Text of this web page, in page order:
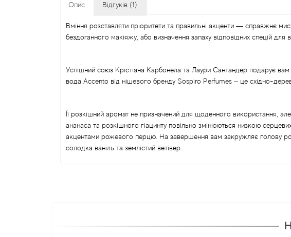
Опис Відгуків (1)
Вміння розставляти пріоритети та правильні акценти — справжнє
бездоганного макіяжу, або визначення запаху відповідних спецій для
Успішний союз Крістіана Карбонела та Лаури Сантандер подарує
вода Accento від нішевого бренду Sospiro Perfumes – це східно-
Її розкішний аромат не призначений для щоденного використання,
ананаса та розкішного гіацинту повільно змінюються низкою
акцентами рожевого перцю. На завершення вам закружляє голову
солодка ваніль та землістий ветівер.